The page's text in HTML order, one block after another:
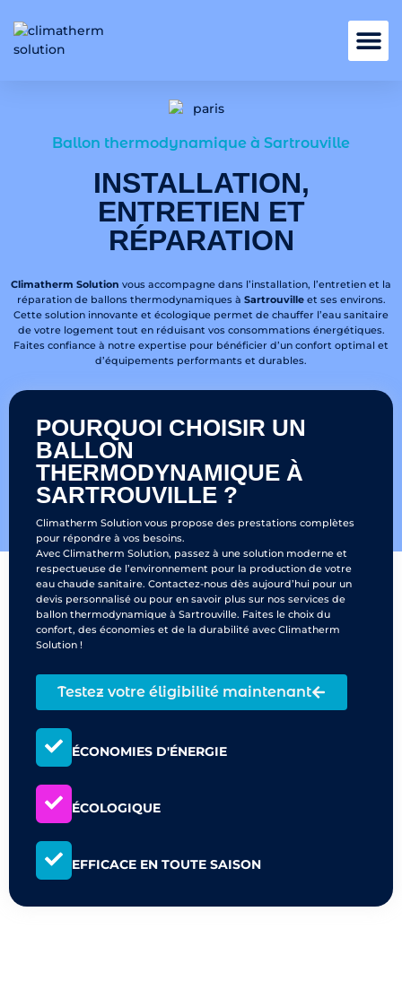
Ballon thermodynamique à Sartrouville
INSTALLATION,
ENTRETIEN ET
RÉPARATION
Climatherm Solution vous accompagne dans l’installation, l’entretien et la
réparation de ballons thermodynamiques à Sartrouvilleet ses environs.
Cette solution innovante et écologique permet de chauffer l’eau sanitaire
de votre logement tout en réduisant vos consommations énergétiques.
Faites confiance à notre expertise pour bénéficier d’un confort optimal et
d’équipements performants et durables.
POURQUOI CHOISIR UN
BALLON
THERMODYNAMIQUE À
SARTROUVILLE ?
Climatherm Solution vous propose des prestations complètes
pour répondre à vos besoins.
Avec Climatherm Solution, passez à une solution moderne et
respectueuse de l’environnement pour la production de votre
eau chaude sanitaire. Contactez-nous dès aujourd’hui pour un
devis personnalisé ou pour en savoir plus sur nos services de
ballon thermodynamique à Sartrouville. Faites le choix du
confort, des économies et de la durabilité avec Climatherm
Solution !
Testez votre éligibilité maintenant
ÉCONOMIES D'ÉNERGIE
ÉCOLOGIQUE
EFFICACE EN TOUTE SAISON